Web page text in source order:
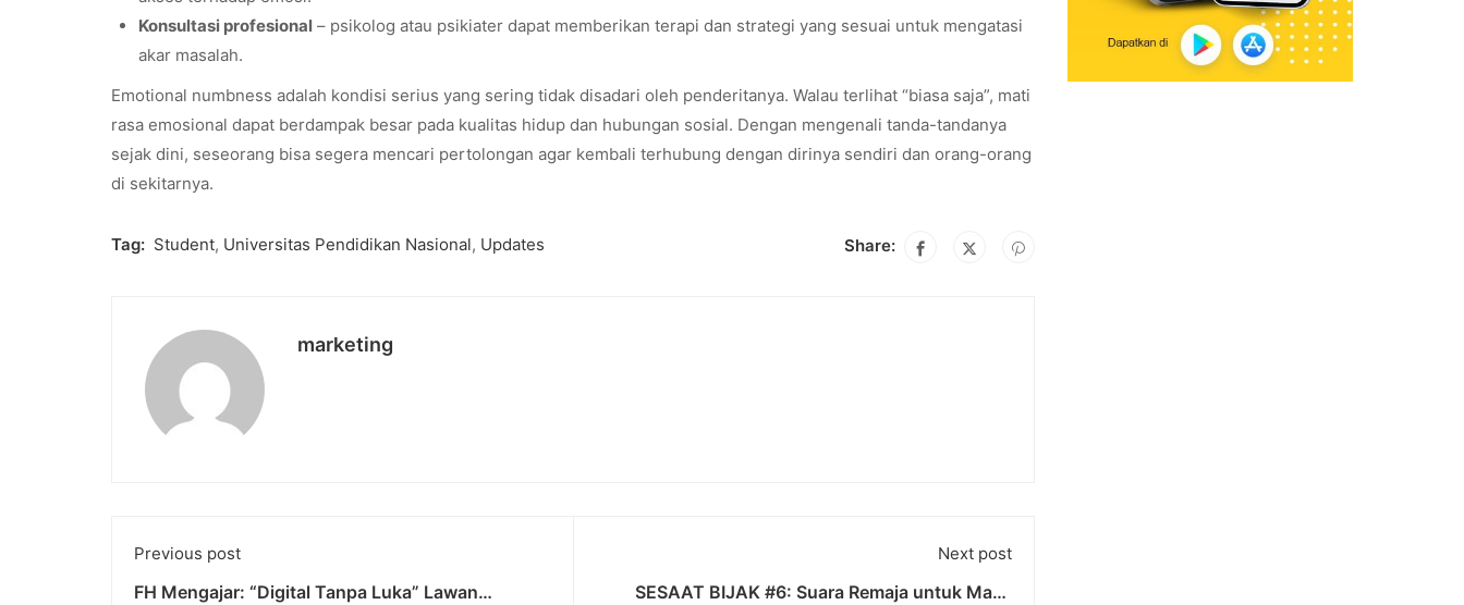
Konsultasi profesional – psikolog atau psikiater dapat memberikan terapi dan strategi yang sesuai untuk mengatasi
akar masalah.
Emotional numbness adalah kondisi serius yang sering tidak disadari oleh penderitanya. Walau terlihat “biasa saja”, mati
rasa emosional dapat berdampak besar pada kualitas hidup dan hubungan sosial. Dengan mengenali tanda-tandanya
sejak dini, seseorang bisa segera mencari pertolongan agar kembali terhubung dengan dirinya sendiri dan orang-orang
di sekitarnya.
Tag: Student, Universitas Pendidikan Nasional, Updates Share:
marketing
Previous post
FH Mengajar: “Digital Tanpa Luka” Lawan
Next post
SESAAT BIJAK #6: Suara Remaja untuk Masa